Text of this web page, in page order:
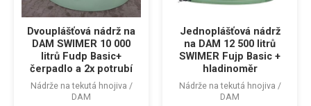
Dvouplášťová nádrž na
DAM SWIMER 10 000
litrů Fudp Basic+
čerpadlo a 2x potrubí
Nádrže na tekutá hnojiva /
DAM
Jednoplášťová nádrž
na DAM 12 500 litrů
SWIMER Fujp Basic +
hladinoměr
Nádrže na tekutá hnojiva /
DAM